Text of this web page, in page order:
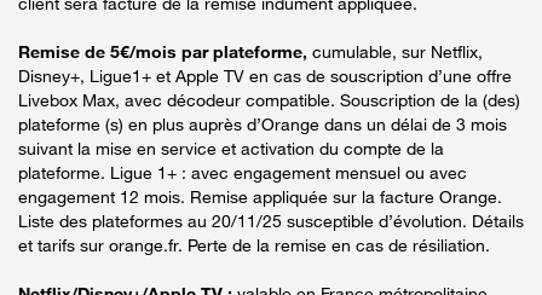
Remise de 5€/mois par plateforme, cumulable, sur Netflix,
Disney+, Ligue1+ et Apple TV en cas de souscription d’une offre
Livebox Max, avec décodeur compatible. Souscription de la (des)
plateforme (s) en plus auprès d’Orange dans un délai de 3 mois
suivant la mise en service et activation du compte de la
plateforme. Ligue 1+ : avec engagement mensuel ou avec
engagement 12 mois. Remise appliquée sur la facture Orange.
Liste des plateformes au 20/11/25 susceptible d’évolution. Détails
et tarifs sur orange.fr. Perte de la remise en cas de résiliation.